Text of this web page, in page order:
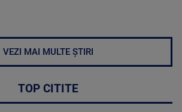
VEZI MAI MULTE ȘTIRI
TOP CITITE